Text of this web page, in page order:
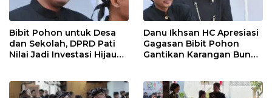
Bibit Pohon untuk Desa
dan Sekolah, DPRD Pati
Nilai Jadi Investasi Hijau
Danu Ikhsan HC Apresiasi
Gagasan Bibit Pohon
Gantikan Karangan Bunga